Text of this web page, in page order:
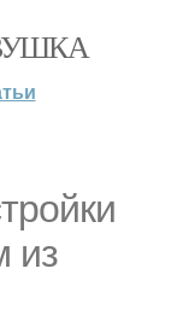
из